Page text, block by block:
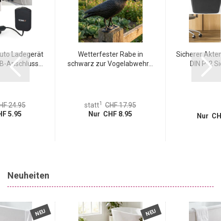
montieren.
Ladegerät
Anschluss...
24.95
5.95
Wetterfester Rabe in
schwarz zur Vogelabwehr...
statt1
CHF 17.95
Nur CHF 8.95
Sicherer
DIN P-2
Nur
Neuheiten
NEU NEU